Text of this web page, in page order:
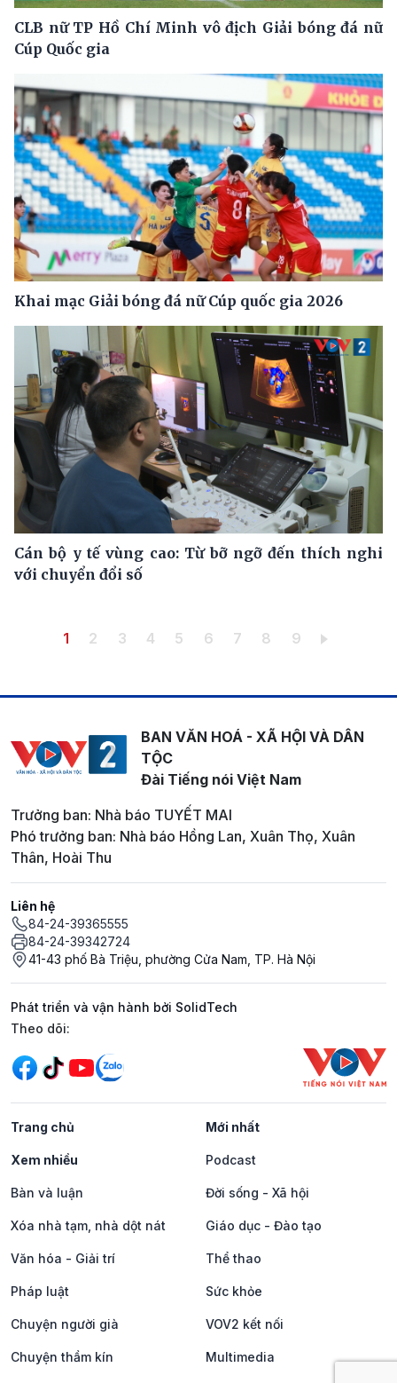
CLB nữ TP Hồ Chí Minh vô địch Giải bóng đá nữ
Cúp Quốc gia
Khai mạc Giải bóng đá nữ Cúp quốc gia 2026
Cán bộ y tế vùng cao: Từ bỡ ngỡ đến thích nghi
với chuyển đổi số
Pagination
Trang hiện thời
1 Trang
2 Trang
3 Trang
4 Trang
5 Trang
6 Trang
7 Trang
8 Trang
9
BAN VĂN HOÁ - XÃ HỘI VÀ DÂN
TỘC
Đài Tiếng nói Việt Nam
Trưởng ban: Nhà báo TUYẾT MAI
Phó trưởng ban: Nhà báo Hồng Lan, Xuân Thọ, Xuân
Thân, Hoài Thu
Liên hệ
84-24-39365555
84-24-39342724
41-43 phố Bà Triệu, phường Cửa Nam, TP. Hà Nội
Phát triển và vận hành bởi SolidTech
Mạng xã hội
Theo dõi:
Trang chủ Mới nhất
Xem nhiều Podcast
Bàn và luận Đời sống - Xã hội
Xóa nhà tạm, nhà dột nát Giáo dục - Đào tạo
Văn hóa - Giải trí Thể thao
Pháp luật Sức khỏe
Chuyện người già VOV2 kết nối
Chuyện thầm kín Multimedia